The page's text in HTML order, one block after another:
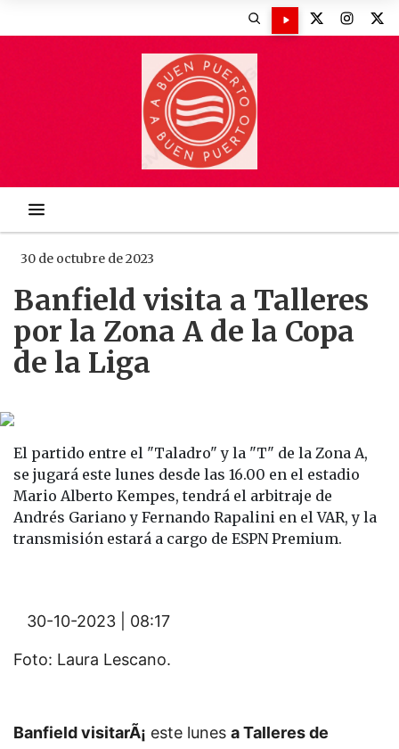
30 de octubre de 2023
Banfield visita a Talleres
por la Zona A de la Copa
de la Liga
El partido entre el "Taladro" y la "T" de la Zona A,
se jugará este lunes desde las 16.00 en el estadio
Mario Alberto Kempes, tendrá el arbitraje de
Andrés Gariano y Fernando Rapalini en el VAR, y la
transmisión estará a cargo de ESPN Premium.
30-10-2023 | 08:17
Foto: Laura Lescano.
Banfield visitarÃ¡ este lunes a Talleres de